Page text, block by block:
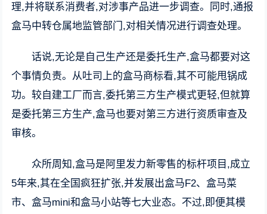
理,并将联系消费者,对涉事产品进一步调查。同时,通报
盒马中转仓属地监管部门,对相关情况进行调查处理。
话说,无论是自己生产还是委托生产,盒马都要对这
个事情负责。从吐司上的盒马商标看,其不可能甩锅成
功。较自建工厂而言,委托第三方生产模式更轻,但就算
是委托第三方生产,盒马也要对第三方进行资质审查及
审核。
众所周知,盒马是阿里发力新零售的标杆项目,成立
5年来,其在全国疯狂扩张,并发展出盒马F2、盒马菜
市、盒马mini和盒马小站等七大业态。不过,即便其模